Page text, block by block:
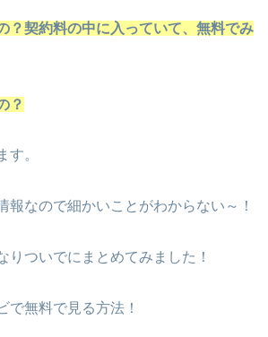
？契約料の中に入っていて、無料でみ
？
す。
報なので細かいことがわからない～！
りついでにまとめてみました！
で無料で見る方法！